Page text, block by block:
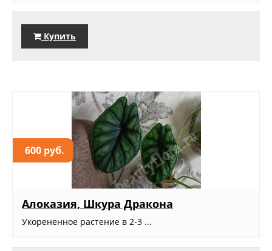
Купить
600 руб.
Алоказия, Шкура Дракона
Укорененное растение в 2-3 ...